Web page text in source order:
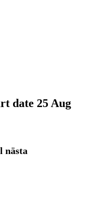
date 25 Aug
nästa